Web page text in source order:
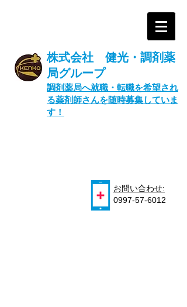
株式会社 健光・調剤薬
局グループ
​調剤薬局へ就職・転職を希望され
る薬剤師さんを随時募集していま
す！
お問い合わせ:
0997-57-6012